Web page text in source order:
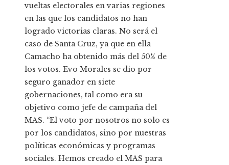
vueltas electorales en varias regiones
en las que los candidatos no han
logrado victorias claras. No será el
caso de Santa Cruz, ya que en ella
Camacho ha obtenido más del 50% de
los votos. Evo Morales se dio por
seguro ganador en siete
gobernaciones, tal como era su
objetivo como jefe de campaña del
MAS. “El voto por nosotros no solo es
por los candidatos, sino por nuestras
políticas económicas y programas
sociales. Hemos creado el MAS para